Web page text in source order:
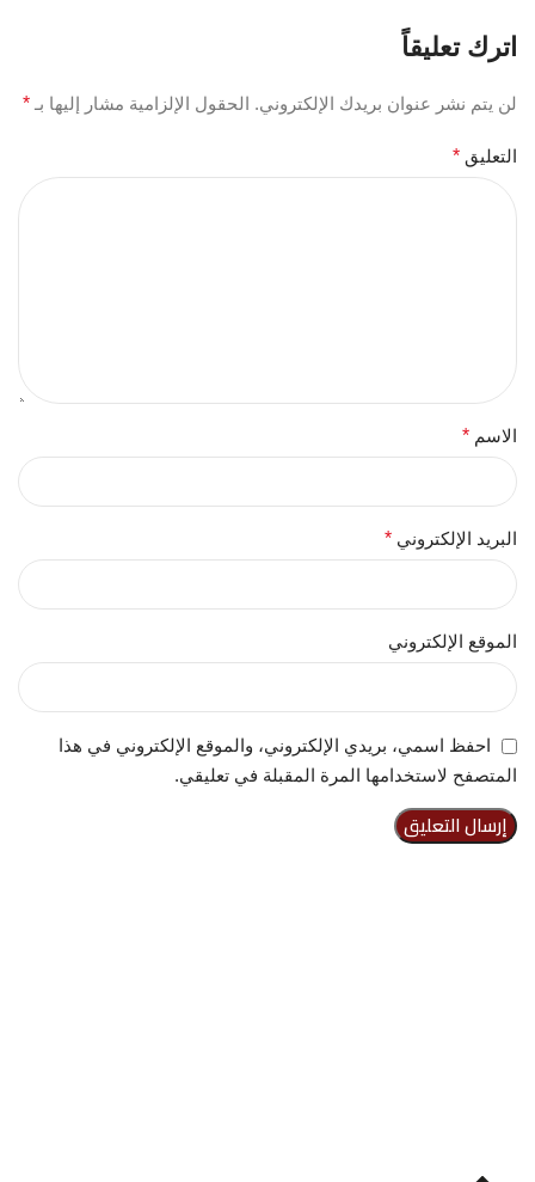
اترك تعليقاً
لن يتم نشر عنوان بريدك الإلكتروني. الحقول الإلزامية مشار إليها بـ *
التعليق *
الاسم *
البريد الإلكتروني *
الموقع الإلكتروني
احفظ اسمي، بريدي الإلكتروني، والموقع الإلكتروني في هذا
المتصفح لاستخدامها المرة المقبلة في تعليقي.